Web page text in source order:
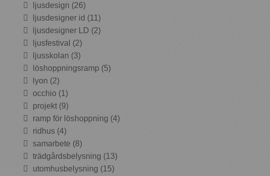
ljusdesign (26)
ljusdesigner id (11)
ljusdesigner LD (2)
ljusfestival (2)
ljusskolan (3)
löshoppningsramp (5)
lyon (2)
occhio (1)
projekt (9)
ramp för löshoppning (4)
ridhus (4)
samarbete (8)
trädgårdsbelysning (13)
utomhusbelysning (15)